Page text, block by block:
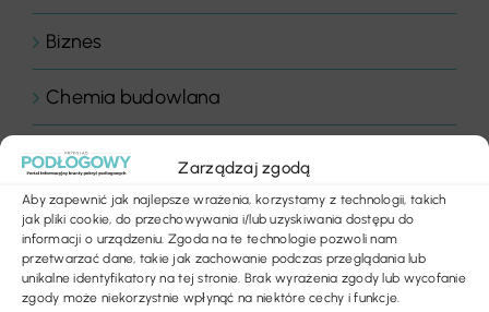
Zarządzaj zgodą
Aby zapewnić jak najlepsze wrażenia, korzystamy z technologii, takich
jak pliki cookie, do przechowywania i/lub uzyskiwania dostępu do
informacji o urządzeniu. Zgoda na te technologie pozwoli nam
przetwarzać dane, takie jak zachowanie podczas przeglądania lub
unikalne identyfikatory na tej stronie. Brak wyrażenia zgody lub wycofanie
zgody może niekorzystnie wpłynąć na niektóre cechy i funkcje.
Biznes
Chemia budowlana
Floor Expert Arbiton
Gastronomia
Hotele & wellness